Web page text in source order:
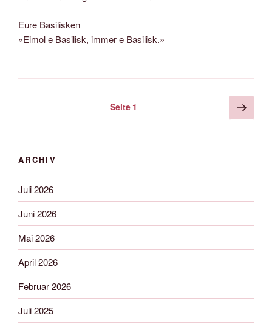
Eure Basilisken
«Eimol e Basilisk, immer e Basilisk.»
Seitennummerierung
Seite 1
Seite
ARCHIV
Juli 2026
Juni 2026
Mai 2026
April 2026
Februar 2026
Juli 2025